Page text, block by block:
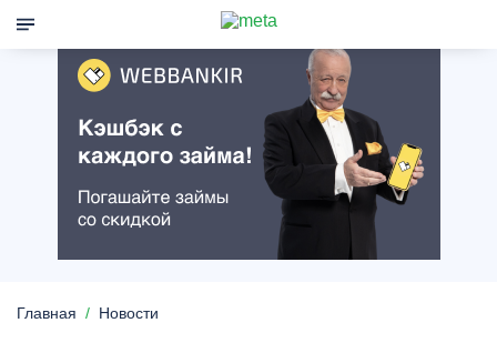
Главная Новости